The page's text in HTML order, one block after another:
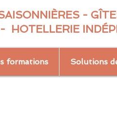
-
HOTELLERIE
formations Solutions